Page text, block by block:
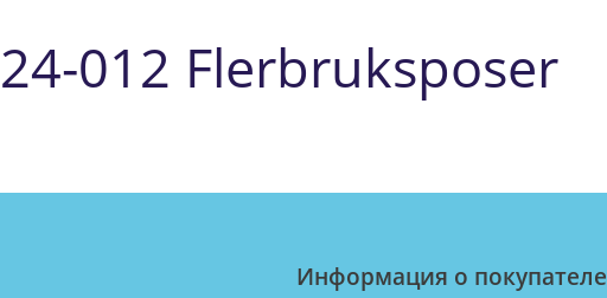
24-012 Flerbruksposer
Информация о покупателе